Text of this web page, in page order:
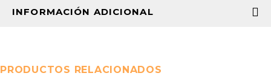
INFORMACIÓN ADICIONAL
PRODUCTOS RELACIONADOS